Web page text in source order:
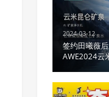
2024-03-12
签约田曦薇
AWE2024云